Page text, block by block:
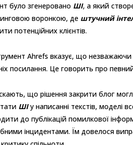
було згенеровано ШІ, а який
воронкою, де штучний
потенційних клієнтів.
Ahrefs вказує, що
посилання. Це говорить про
що рішення закрити блог
ШІу написанні текстів, моделі
до публікацій помилкової
інцидентами. Їм довелося